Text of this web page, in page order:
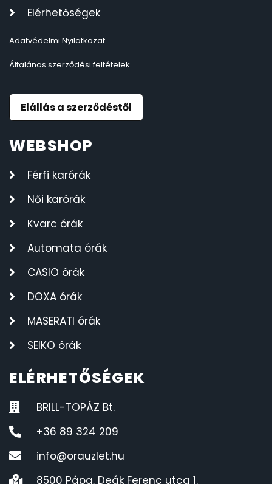
Elérhetőségek
Adatvédelmi Nyilatkozat
Általános szerződési feltételek
Elállás a szerződéstől
WEBSHOP
Férfi karórák
Női karórák
Kvarc órák
Automata órák
CASIO órák
DOXA órák
MASERATI órák
SEIKO órák
ELÉRHETŐSÉGEK
BRILL-TOPÁZ Bt.
+36 89 324 209
info@orauzlet.hu
8500 Pápa, Deák Ferenc utca 1.